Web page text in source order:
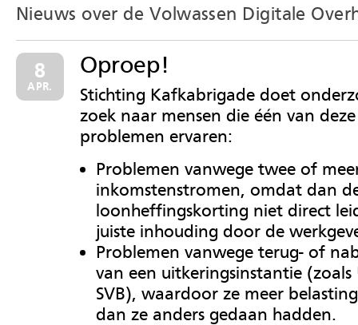
Nieuws over de Volwassen Digitale
Oproep!
8
APR.
Stichting Kafkabrigade doet
zoek naar mensen die één van
problemen ervaren:
Problemen vanwege twee of
inkomstenstromen, omdat dan
loonheffingskorting niet direct
juiste inhouding door de
Problemen vanwege terug- of
van een uitkeringsinstantie (zoals
SVB), waardoor ze meer
dan ze anders gedaan hadden.